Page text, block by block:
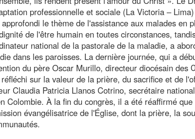
professionnelle et sociale (La Victoria –
le thème de l'assistance aux malades en
de l'être humain en toutes circonstances,
national de la pastorale de la maladie, a
dans les paroisses. La dernière journée, qui a
du père Oscar Murillo, directeur diocésain des
sur la valeur de la prière, du sacrifice et de
Claudia Patricia Llanos Cotrino, secrétaire
À la fin du congrès, il a été réaffirmé que
évangélisatrice de l'Église, dont la prière, la